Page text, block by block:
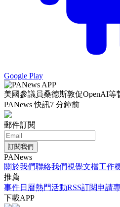
Google Play
美國參議員桑德斯敦促OpenAI等
PANews 快訊7 分鐘前
郵件訂閱
訂閱我們
PANews
關於我們聯絡我們視覺文檔工作
推薦
事件日曆熱門活動RSS訂閱申請
下載APP